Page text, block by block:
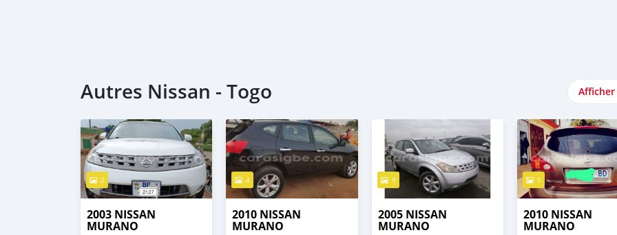
Autres Nissan - Togo
2
2003 NISSAN
MURANO
4
2010 NISSAN
MURANO
9
2005 NISSAN
MURANO
5
2010 NISSAN
MURANO